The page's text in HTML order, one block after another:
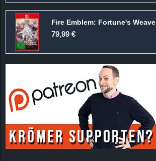
Fire Emblem: Fortune's Weave
79,99 €